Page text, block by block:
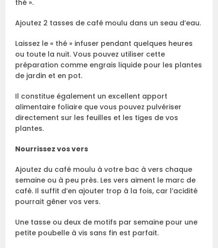
thé ».
Ajoutez 2 tasses de café moulu dans un seau d’eau.
Laissez le « thé » infuser pendant quelques heures
ou toute la nuit. Vous pouvez utiliser cette
préparation comme engrais liquide pour les plantes
de jardin et en pot.
Il constitue également un excellent apport
alimentaire foliaire que vous pouvez pulvériser
directement sur les feuilles et les tiges de vos
plantes.
Nourrissez vos vers
Ajoutez du café moulu à votre bac à vers chaque
semaine ou à peu près. Les vers aiment le marc de
café. Il suffit d’en ajouter trop à la fois, car l’acidité
pourrait gêner vos vers.
Une tasse ou deux de motifs par semaine pour une
petite poubelle à vis sans fin est parfait.